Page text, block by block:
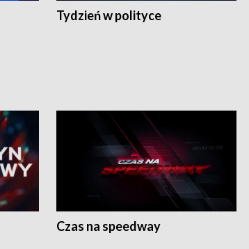
Tydzień w polityce
Czas na speedway